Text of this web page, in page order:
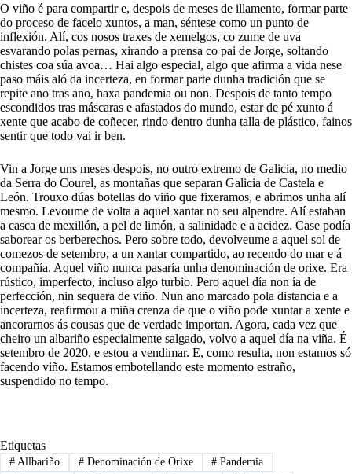
O viño é para compartir e, despois de meses de illamento, formar parte
do proceso de facelo xuntos, a man, séntese como un punto de
inflexión. Alí, cos nosos traxes de xemelgos, co zume de uva
esvarando polas pernas, xirando a prensa co pai de Jorge, soltando
chistes coa súa avoa… Hai algo especial, algo que afirma a vida nese
paso máis aló da incerteza, en formar parte dunha tradición que se
repite ano tras ano, haxa pandemia ou non. Despois de tanto tempo
escondidos tras máscaras e afastados do mundo, estar de pé xunto á
xente que acabo de coñecer, rindo dentro dunha talla de plástico, fainos
sentir que todo vai ir ben.
Vin a Jorge uns meses despois, no outro extremo de Galicia, no medio
da Serra do Courel, as montañas que separan Galicia de Castela e
León. Trouxo dúas botellas do viño que fixeramos, e abrimos unha alí
mesmo. Levoume de volta a aquel xantar no seu alpendre. Alí estaban
a casca de mexillón, a pel de limón, a salinidade e a acidez. Case podía
saborear os berberechos. Pero sobre todo, devolveume a aquel sol de
comezos de setembro, a un xantar compartido, ao recendo do mar e á
compañía. Aquel viño nunca pasaría unha denominación de orixe. Era
rústico, imperfecto, incluso algo turbio. Pero aquel día non ía de
perfección, nin sequera de viño. Nun ano marcado pola distancia e a
incerteza, reafirmou a miña crenza de que o viño pode xuntar a xente e
ancorarnos ás cousas que de verdade importan. Agora, cada vez que
cheiro un albariño especialmente salgado, volvo a aquel día na viña. É
setembro de 2020, e estou a vendimar. E, como resulta, non estamos só
facendo viño. Estamos embotellando este momento estraño,
suspendido no tempo.
Etiquetas
#Allbariño #Denominación de Orixe # Pandemia